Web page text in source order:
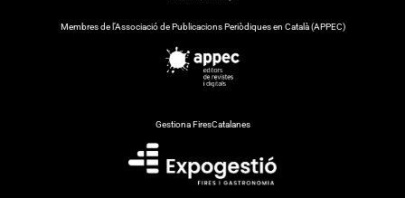
Membres de l’Associació de Publicacions Periòdiques en Català (APPEC)
Gestiona FiresCatalanes